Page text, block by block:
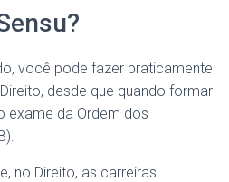
você pode fazer praticamente
desde que quando formar
exame da Ordem dos
no Direito, as carreiras